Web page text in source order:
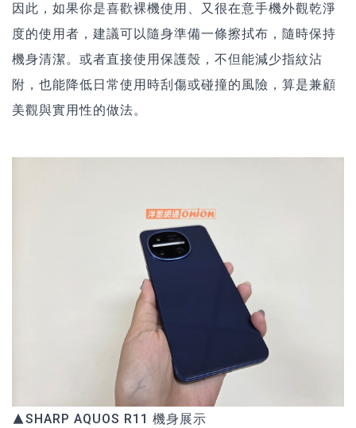
因此，如果你是喜歡裸機使用、又很在意手機外觀乾淨
度的使用者，建議可以隨身準備一條擦拭布，隨時保持
機身清潔。或者直接使用保護殼，不但能減少指紋沾
附，也能降低日常使用時刮傷或碰撞的風險，算是兼顧
美觀與實用性的做法。
▲SHARP AQUOS R11 機身展示